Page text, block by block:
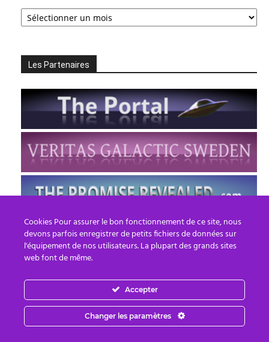
Les
Archives
Les Partenaires
FR EN
© 2013 - 2026 PREPARE FOR CHANGE
Cookies Pour assurer le bon fonctionnement de ce site, nous
devons parfois enregistrer de petits fichiers de données sur
l'équipement de nos utilisateurs. La plupart des grands sites
web font de même.
Accepter
Changer les paramètres